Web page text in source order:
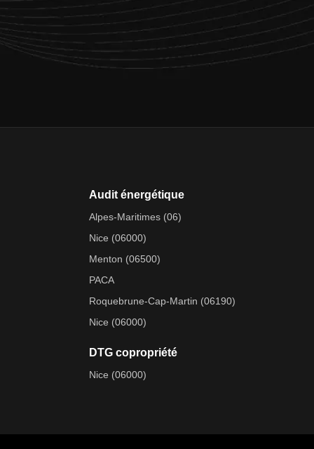
Audit énergétique
Alpes-Maritimes (06)
Nice (06000)
Menton (06500)
PACA
Roquebrune-Cap-Martin (06190)
Nice (06000)
DTG copropriété
Nice (06000)